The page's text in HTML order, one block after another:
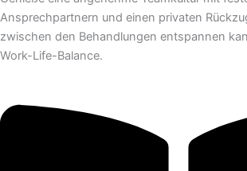
Ansprechpartnern und einen privaten
zwischen den Behandlungen entspannen
Work-Life-Balance.